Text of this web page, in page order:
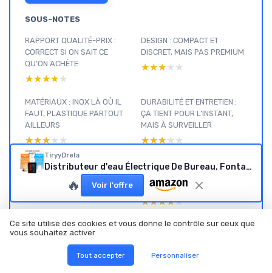
SOUS-NOTES
RAPPORT QUALITÉ-PRIX :
CORRECT SI ON SAIT CE
QU’ON ACHÈTE
★★★★★
★★★★★
DESIGN : COMPACT ET
DISCRET, MAIS PAS PREMIUM
★★★★★
★★★★★
MATÉRIAUX : INOX LÀ OÙ IL
FAUT, PLASTIQUE PARTOUT
AILLEURS
★★★★★
★★★★★
DURABILITÉ ET ENTRETIEN :
ÇA TIENT POUR L’INSTANT,
MAIS À SURVEILLER
★★★★★
★★★★★
PERFORMANCE : CHAUFFE
RAPIDE, FROID CORRECT,
MAIS PAS UNE BÊTE DE
PRÉSENTATION : CE QUE
PROPOSE VRAIMENT CETTE
PETITE FONTAINE
★★★★★
★★★★★
TiryyDrela
Distributeur d'eau Électrique De Bureau, Fontaine À Eau Chaude Et Froide, Chauffe-Eau Rapide 550W INOX, Refroidisseur Portable 8-95°C, Machine À Boisson pour Maison, Mini Taille 27x23x37cm, Noir
🔥 Voir l'offre
Ce site utilise des cookies et vous donne le contrôle sur ceux que
vous souhaitez activer
Tout accepter Personnaliser